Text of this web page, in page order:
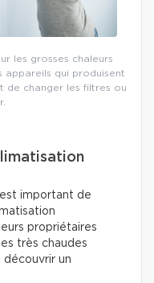
les grosses chaleurs
appareils qui produisent
de changer les filtres ou
est important de
propriétaires
très chaudes
découvrir un